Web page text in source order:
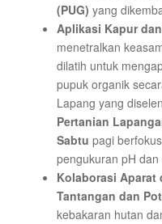
(PUG) yang
Aplikasi Kapur
menetralkan
dilatih untuk
pupuk organik
Lapang yang
Pertanian
Sabtu pagi
pengukuran pH
Kolaborasi Aparat
Tantangan dan
kebakaran hutan